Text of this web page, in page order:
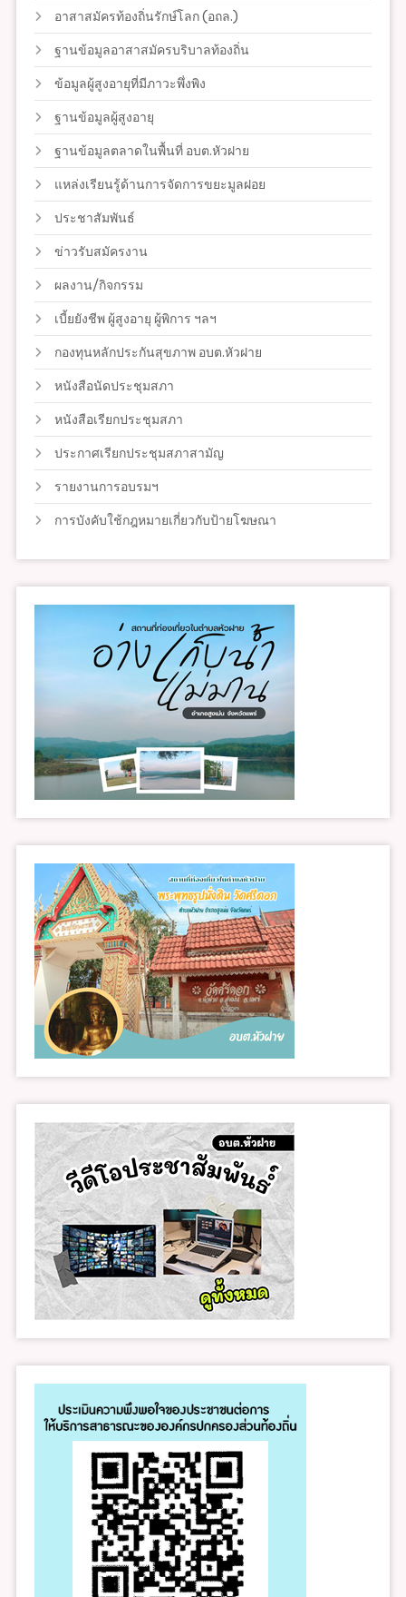
อาสาสมัครท้องถิ่นรักษ์โลก (อถล.)
ฐานข้อมูลอาสาสมัครบริบาลท้องถิ่น
ข้อมูลผู้สูงอายุที่มีภาวะพึ่งพิง
ฐานข้อมูลผู้สูงอายุ
ฐานข้อมูลตลาดในพื้นที่ อบต.หัวฝาย
แหล่งเรียนรู้ด้านการจัดการขยะมูลฝอย
ประชาสัมพันธ์
ข่าวรับสมัครงาน
ผลงาน/กิจกรรม
เบี้ยยังชีพ ผู้สูงอายุ ผู้พิการ ฯลฯ
กองทุนหลักประกันสุขภาพ อบต.หัวฝาย
หนังสือนัดประชุมสภา
หนังสือเรียกประชุมสภา
ประกาศเรียกประชุมสภาสามัญ
รายงานการอบรมฯ
การบังคับใช้กฎหมายเกี่ยวกับป้ายโฆษณา